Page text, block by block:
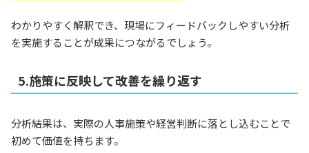
わかりやすく解釈でき、現場にフィードバックしやすい分析
を実施することが成果につながるでしょう。
5.施策に反映して改善を繰り返す
分析結果は、実際の人事施策や経営判断に落とし込むことで
初めて価値を持ちます。